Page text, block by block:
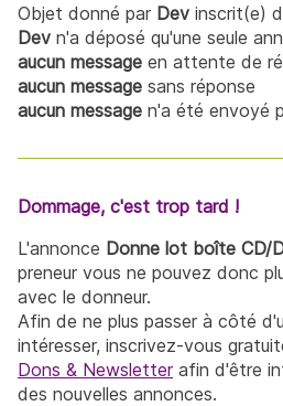
Objet donné par Dev inscrit(e)
Dev n'a déposé qu'une seule
aucun message en attente de
aucun message sans réponse
aucun message n'a été envoyé
Dommage, c'est trop tard !
L'annonce Donne lot boîte CD/
preneur vous ne pouvez donc
avec le donneur.
Afin de ne plus passer à côté
intéresser, inscrivez-vous
Dons & Newsletterafin d'être
des nouvelles annonces.